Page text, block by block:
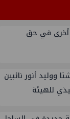
أخرى في حق
ووليد أنور نائبين
للهيئة